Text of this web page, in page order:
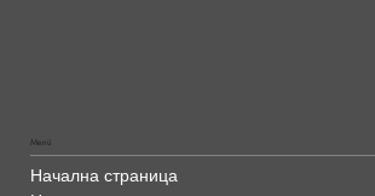
Menü
Начална страница